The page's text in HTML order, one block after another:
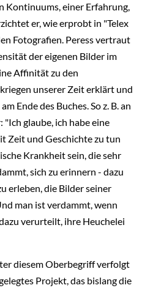
Kontinuums, einer Erfahrung,
er, wie erprobt in "Telex
Fotografien. Peress vertraut
der eigenen Bilder im
Affinität zu den
unserer Zeit erklärt und
Ende des Buches. So z. B. an
glaube, ich habe eine
Zeit und Geschichte zu tun
Krankheit sein, die sehr
sich zu erinnern - dazu
erleben, die Bilder seiner
man ist verdammt, wenn
verurteilt, ihre Heuchelei
diesem Oberbegriff verfolgt
Projekt, das bislang die